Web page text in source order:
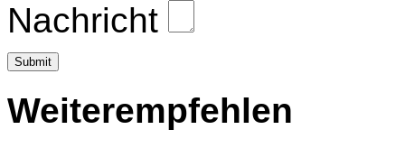
Nachricht
Weiterempfehlen